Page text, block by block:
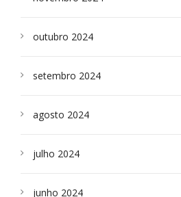
outubro 2024
setembro 2024
agosto 2024
julho 2024
junho 2024